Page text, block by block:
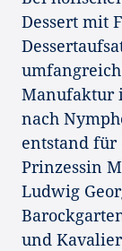
Dessert mit
Manufaktur
nach
entstand für
Prinzessin
Ludwig
und